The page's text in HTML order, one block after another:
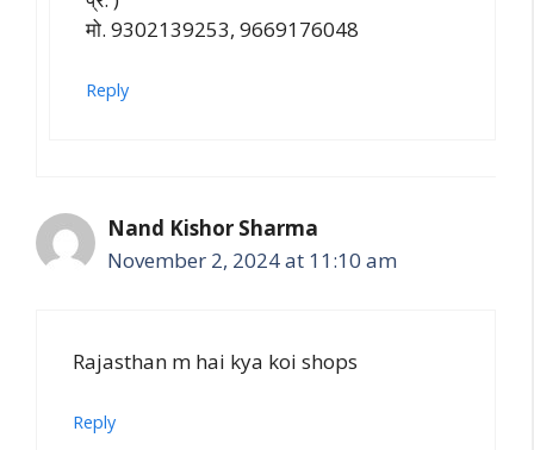
मो. 9302139253, 9669176048
Reply
Nand Kishor Sharma
November 2, 2024 at 11:10 am
Rajasthan m hai kya koi shops
Reply